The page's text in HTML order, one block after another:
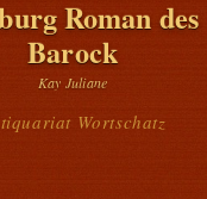
Roman des
Barock
Kay Juliane
Wortschatz